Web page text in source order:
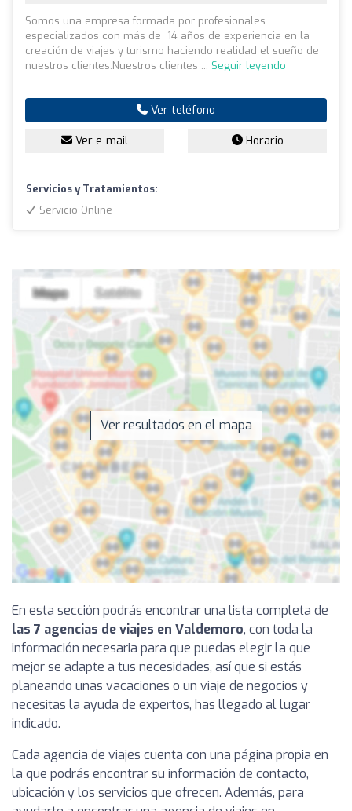
Somos una empresa formada por profesionales
especializados con más de 14 años de experiencia en la
creación de viajes y turismo haciendo realidad el sueño de
nuestros clientes.Nuestros clientes ... Seguir leyendo
Ver teléfono
Ver e-mail Horario
Servicios y Tratamientos:
Servicio Online
Ver resultados en el mapa
En esta sección podrás encontrar una lista completa de
las 7 agencias de viajes en Valdemoro, con toda la
información necesaria para que puedas elegir la que
mejor se adapte a tus necesidades, así que si estás
planeando unas vacaciones o un viaje de negocios y
necesitas la ayuda de expertos, has llegado al lugar
indicado.
Cada agencia de viajes cuenta con una página propia en
la que podrás encontrar su información de contacto,
ubicación y los servicios que ofrecen. Además, para